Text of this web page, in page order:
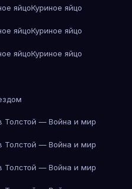
яйцоКуриное яйцо
яйцоКуриное яйцо
яйцоКуриное яйцо
Толстой — Война и мир
Толстой — Война и мир
Толстой — Война и мир